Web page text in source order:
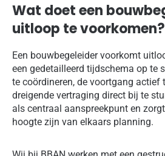
Wat doet een
uitloop te voorkomen?
Een bouwbegeleider voorkomt
een gedetailleerd tijdschema op te
te coördineren, de voortgang actief
dreigende vertraging direct bij te
als centraal aanspreekpunt en
hoogte zijn van elkaars planning.